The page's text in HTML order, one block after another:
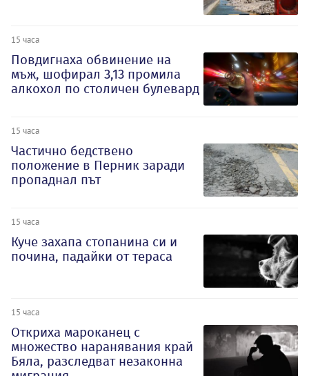
15 часа
Повдигнаха обвинение на
мъж, шофирал 3,13 промила
алкохол по столичен булевард
15 часа
Частично бедствено
положение в Перник заради
пропаднал път
15 часа
Куче захапа стопанина си и
почина, падайки от тераса
15 часа
Откриха мароканец с
множество наранявания край
Бяла, разследват незаконна